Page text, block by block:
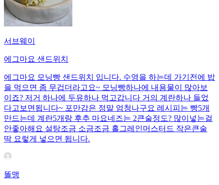
서브웨이
에그마요 샌드위치
에그마요 모닝빵 샌드위치 입니다. 수영을 하는데 가기전에 밥
을 먹으면 좀 무겁더라고요~ 모닝빵하나에 내용물이 많아보
이죠? 저거 하나에 두유하나 먹고갑니다 거의 계란하나 들었
다고보면됩니다~ 포만감은 정말 엄청나구요 레시피는 빵5개
만드는데 계란5개랑 후추 마요네즈는 2큰술정도? 많이넣는걸
안좋아해요 설탕조금 소금조금 홀그레인머스터드 작은큰술
딱 요렇게 넣으면 됩니다.
똘맹